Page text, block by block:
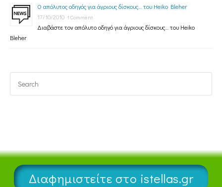
Ο απόλυτος οδηγός για άγριους δίσκους… του Heiko Bleher
17/10/2010 1 Comment
Διαβάστε τον απόλυτο οδηγό για άγριους δίσκους… του Heiko
Bleher
Διαφημιστείτε στο istellas.gr